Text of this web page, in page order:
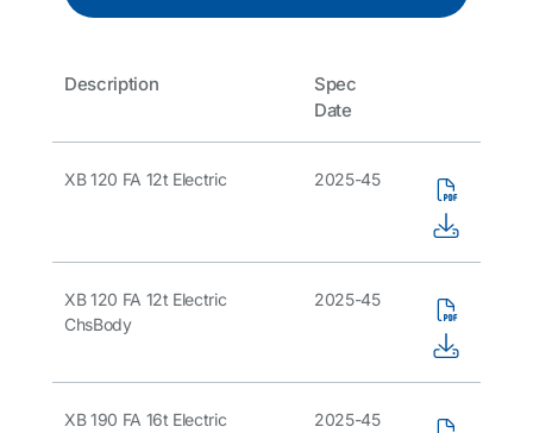
Description
Spec
Date
XB 120 FA 12t Electric 2025-45
XB 120 FA 12t Electric
ChsBody
2025-45
XB 190 FA 16t Electric 2025-45